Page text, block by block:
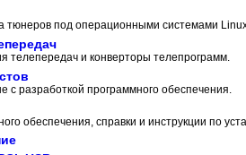
тюнеров под операционными системами
телепередач и конверторы телепрограмм.
с разработкой программного обеспечения.
обеспечения, справки и инструкции по